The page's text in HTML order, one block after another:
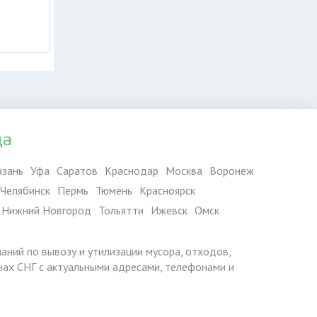
Уфа Саратов Краснодар Москва Воронеж
Челябинск Пермь Тюмень Красноярск
Нижний Новгород Тольятти Ижевск Омск
по вывозу и утилизации мусора, отходов,
СНГ с актуальными адресами, телефонами и